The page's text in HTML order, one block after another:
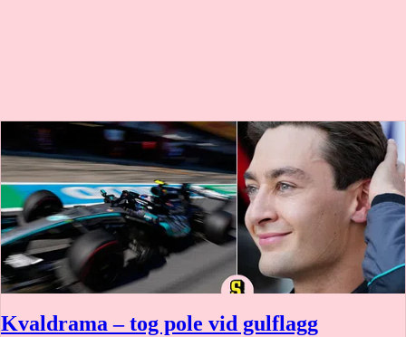
Kvaldrama – tog pole vid gulflagg